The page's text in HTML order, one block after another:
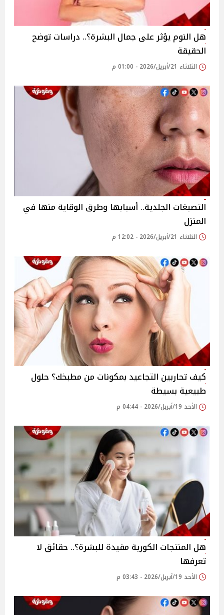
هل النوم يؤثر على جمال البشرة؟.. دراسات توضح
الحقيقة
الثلاثاء 21/أبريل/2026 - 01:00 م
التصبغات الجلدية.. أسبابها وطرق الوقاية منها في
المنزل
الثلاثاء 21/أبريل/2026 - 12:02 م
كيف تحاربين التجاعيد بمكونات من مطبخك؟ حلول
طبيعية بسيطة
الأحد 19/أبريل/2026 - 04:44 م
هل المنتجات الكورية مفيدة للبشرة؟.. حقائق لا
تعرفها
الأحد 19/أبريل/2026 - 03:43 م